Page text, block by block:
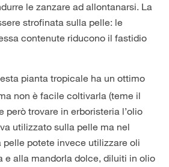
le zanzare ad allontanarsi. La
strofinata sulla pelle: le
contenute riducono il fastidio
pianta tropicale ha un ottimo
non è facile coltivarla (teme il
però trovare in erboristeria l’olio
utilizzato sulla pelle ma nel
pelle potete invece utilizzare oli
e alla mandorla dolce, diluiti in olio